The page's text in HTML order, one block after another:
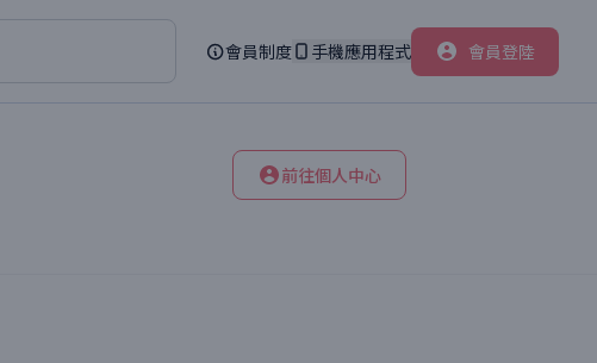
會員制度 手機應用程式 會員登陸
前往個人中心